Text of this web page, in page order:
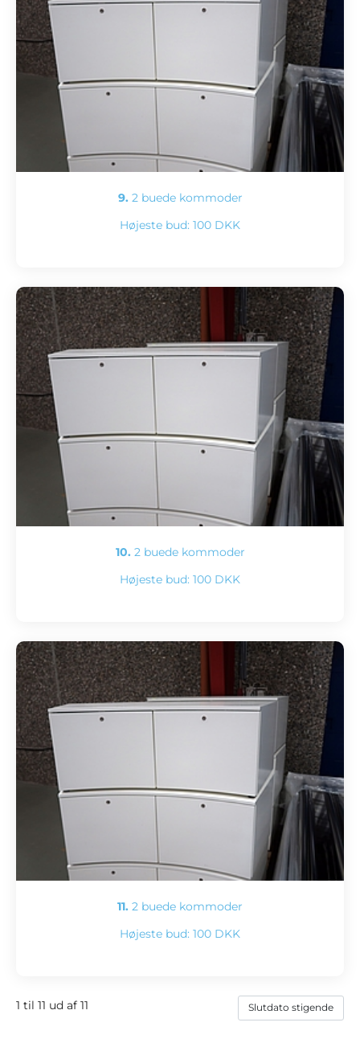
9. 2 buede kommoder
Højeste bud: 100 DKK
10. 2 buede kommoder
Højeste bud: 100 DKK
11. 2 buede kommoder
Højeste bud: 100 DKK
1 til 11 ud af 11